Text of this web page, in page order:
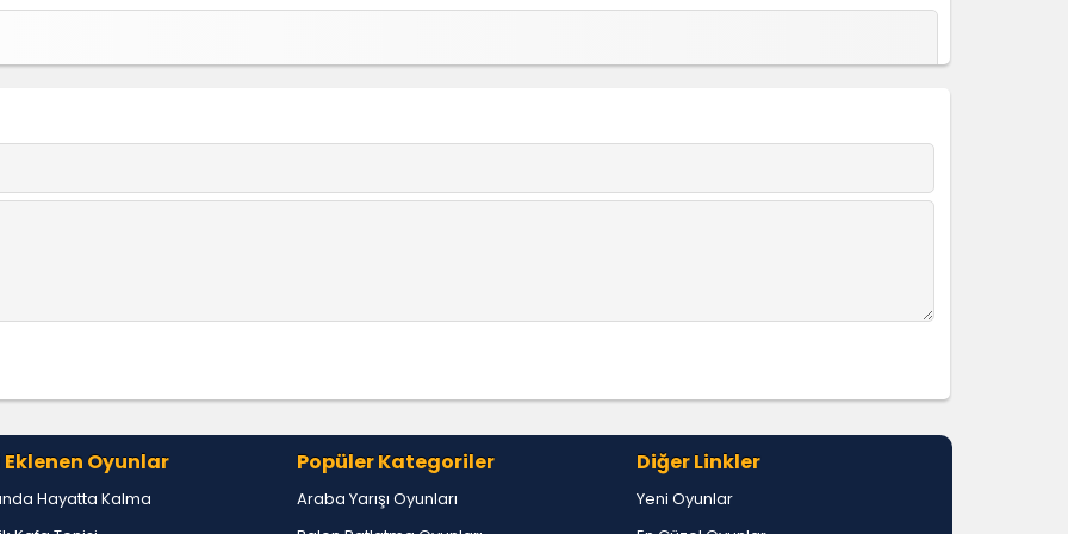
Eklenen Oyunlar
Hayatta Kalma
Popüler Kategoriler
Araba Yarışı Oyunları
Diğer Linkler
Yeni Oyunlar